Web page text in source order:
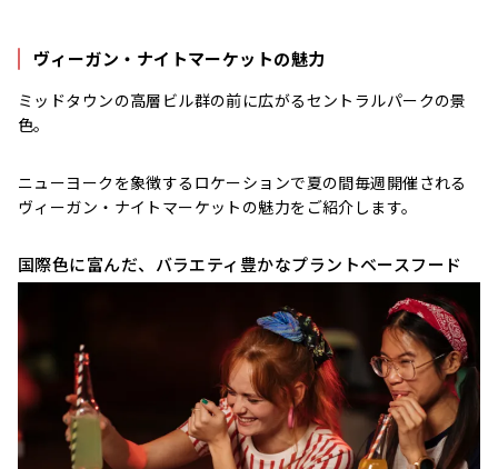
ヴィーガン・ナイトマーケットの魅力
ミッドタウンの高層ビル群の前に広がるセントラルパークの景
色。
ニューヨークを象徴するロケーションで夏の間毎週開催される
ヴィーガン・ナイトマーケットの魅力をご紹介します。
国際色に富んだ、バラエティ豊かなプラントベースフード